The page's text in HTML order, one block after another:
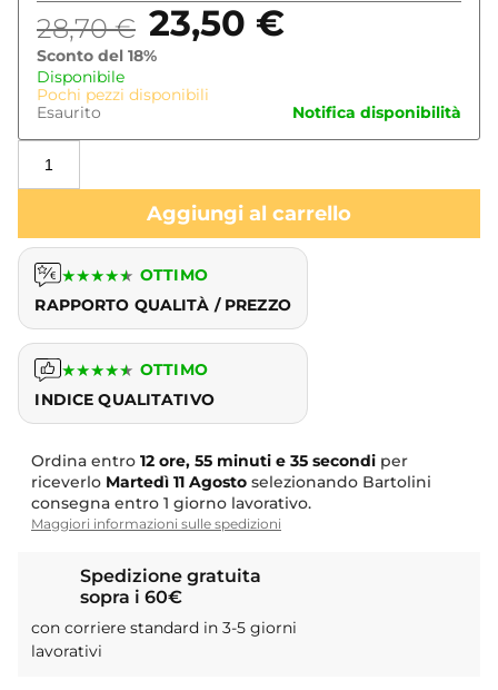
28,70€ 23,50 €
Sconto del 18%
Disponibile
Pochi pezzi disponibili
Esaurito
Notifica disponibilità
Aggiungi al carrello
★★★★★ OTTIMO
RAPPORTO QUALITÀ / PREZZO
★★★★★ OTTIMO
INDICE QUALITATIVO
Ordina entro 12 ore, 55 minuti e 34 secondi per
riceverlo Martedì 11 Agosto selezionando Bartolini
consegna entro 1 giorno lavorativo.
Maggiori informazioni sulle spedizioni
Spedizione gratuita
sopra i 60€
con corriere standard in 3-5 giorni
lavorativi